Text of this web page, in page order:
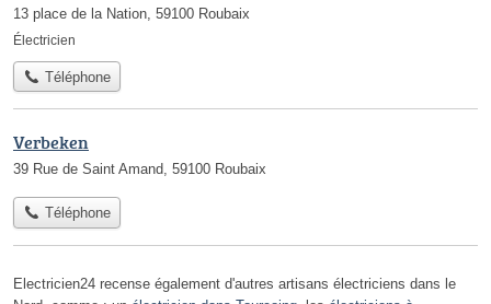
13 place de la Nation, 59100 Roubaix
Électricien
Téléphone
Verbeken
39 Rue de Saint Amand, 59100 Roubaix
Téléphone
Electricien24 recense également d'autres artisans électriciens dans le